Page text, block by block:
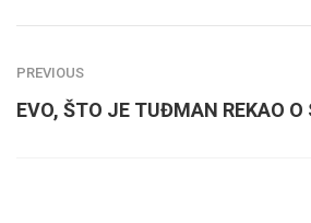
PREVIOUS
EVO, ŠTO JE TUĐMAN REKAO